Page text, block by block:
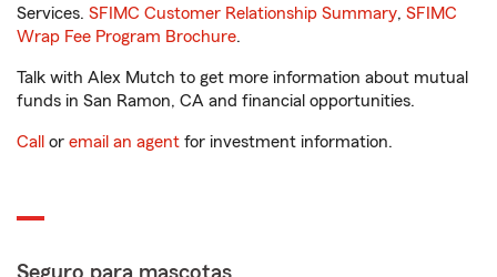
Services. SFIMC Customer Relationship Summary, SFIMC
Wrap Fee Program Brochure.
Talk with Alex Mutch to get more information about mutual
funds in San Ramon, CA and financial opportunities.
Call or email an agent for investment information.
Seguro para mascotas